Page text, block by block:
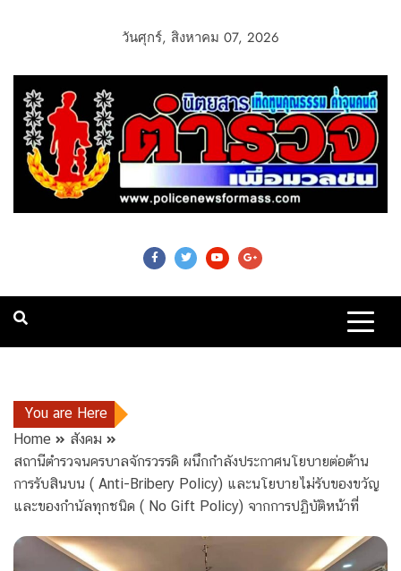
วันศุกร์, สิงหาคม 07, 2026
Police News For
Mass
You are Here
Home
สังคม
สถานีตำรวจนครบาลจักรวรรดิ ผนึกกำลังประกาศนโยบายต่อต้าน
การรับสินบน ( Anti-Bribery Policy) และนโยบายไม่รับของขวัญ
และของกำนัลทุกชนิด ( No Gift Policy) จากการปฏิบัติหน้าที่